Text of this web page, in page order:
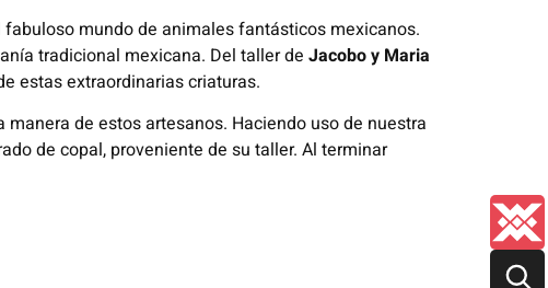
mundo de animales fantásticos mexicanos.
tradicional mexicana. Del taller de Jacobo y Maria
estas extraordinarias criaturas.
de estos artesanos. Haciendo uso de nuestra
de copal, proveniente de su taller. Al terminar